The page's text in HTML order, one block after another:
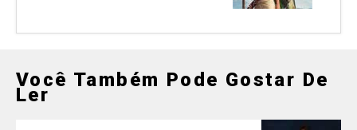
Você Também Pode Gostar De
Ler